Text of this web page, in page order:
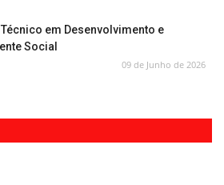
em Desenvolvimento e
Social
09 de Junho de 2026